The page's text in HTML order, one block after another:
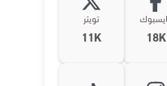
18K
تويتر
11K